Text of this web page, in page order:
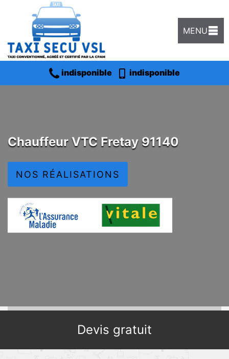
MENU
indisponible indisponible
Chauffeur VTC Fretay 91140
NOS RÉALISATIONS
Devis gratuit